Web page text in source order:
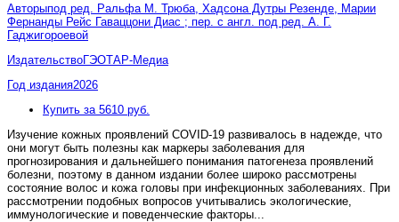
Авторыпод ред. Ральфа М. Трюба, Хадсона Дутры Резенде, Марии
Фернанды Рейс Гаваццони Диас ; пер. с англ. под ред. А. Г.
Гаджигороевой
ИздательствоГЭОТАР-Медиа
Год издания2026
Купить за 5610 руб.
Изучение кожных проявлений COVID-19 развивалось в надежде, что
они могут быть полезны как маркеры заболевания для
прогнозирования и дальнейшего понимания патогенеза проявлений
болезни, поэтому в данном издании более широко рассмотрены
состояние волос и кожа головы при инфекционных заболеваниях. При
рассмотрении подобных вопросов учитывались экологические,
иммунологические и поведенческие факторы